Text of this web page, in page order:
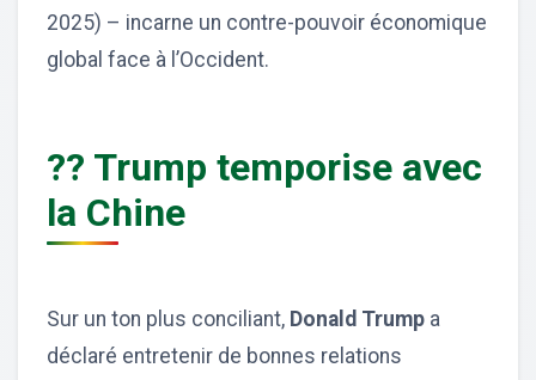
2025) – incarne un contre-pouvoir économique
global face à l’Occident.
?? Trump temporise avec
la Chine
Sur un ton plus conciliant, Donald Trump a
déclaré entretenir de bonnes relations